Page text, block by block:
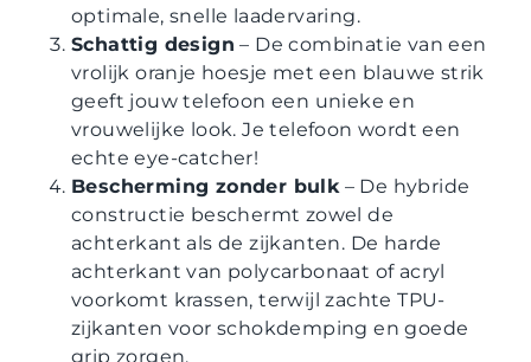
optimale, snelle laadervaring.
Schattig design – De combinatie van een
vrolijk oranje hoesje met een blauwe strik
geeft jouw telefoon een unieke en
vrouwelijke look. Je telefoon wordt een
echte eye-catcher!
Bescherming zonder bulk– De hybride
constructie beschermt zowel de
achterkant als de zijkanten. De harde
achterkant van polycarbonaat of acryl
voorkomt krassen, terwijl zachte TPU-
zijkanten voor schokdemping en goede
grip zorgen.